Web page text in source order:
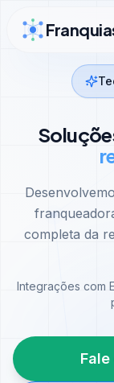
completa da
Integrações com